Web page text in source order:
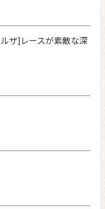
ザ]レースが素敵な深